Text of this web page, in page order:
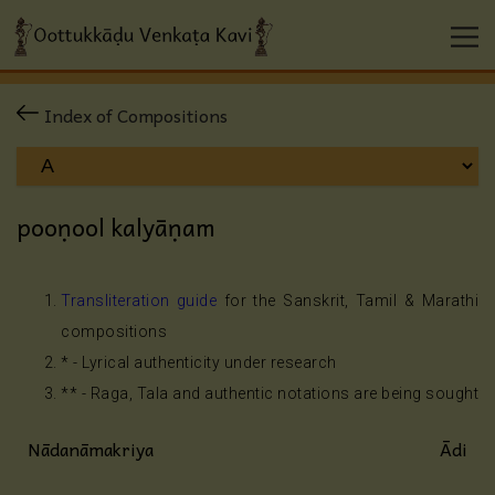
Index of Compositions
pooṇool kalyāṇam
Transliteration guide for the Sanskrit, Tamil & Marathi
compositions
* - Lyrical authenticity under research
** - Raga, Tala and authentic notations are being sought
Nādanāmakriya Ādi